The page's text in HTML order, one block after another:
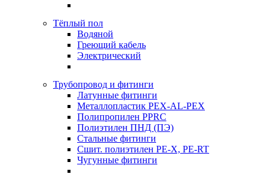
Тёплый пол
Водяной
Греющий кабель
Электрический
Трубопровод и фитинги
Латунные фитинги
Металлопластик PEX-AL-PEX
Полипропилен PPRC
Полиэтилен ПНД (ПЭ)
Стальные фитинги
Сшит. полиэтилен PE-X, PE-RT
Чугунные фитинги